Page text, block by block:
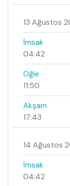
13 Ağustos
İmsak
04:42
Öğle
11:50
Akşam
17:43
14 Ağustos
İmsak
04:42